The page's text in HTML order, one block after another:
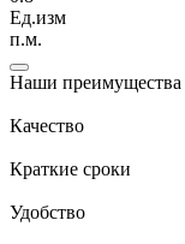
Ед.изм
п.м.
Наши преимущества
Качество
Краткие сроки
Удобство